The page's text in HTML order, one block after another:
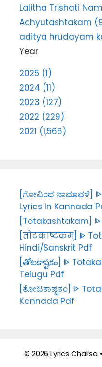
Lalitha Trishati
Achyutashtakam
aditya hrudayam
Year
2025 (1)
2024 (11)
2023 (127)
2022 (229)
2021 (1,566)
[ಗೋವಿಂದ ನಾಮಾವಳಿ]
Lyrics In Kannada
[Totakashtakam] ᐈ
[तोटकाष्टकम्] ᐈ
Hindi/Sanskrit Pdf
[తోటకాష్టకం] ᐈ
Telugu Pdf
[ತೋಟಕಾಷ್ಟಕಂ] ᐈ
Kannada Pdf
© 2026 Lyrics Chalisa